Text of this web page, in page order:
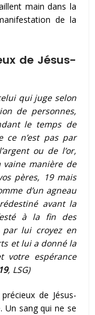
main dans la
de la
de Jésus-
qui juge selon
de personnes,
le temps de
ce n’est pas par
ou de l’or,
manière de
pères, 19 mais
d’un agneau
avant la
à la fin des
lui croyez en
et lui a donné la
espérance
, LSG)
de Jésus-
Un sang qui ne se